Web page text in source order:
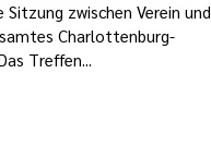
Sitzung zwischen Verein und
Charlottenburg-
Treffen...